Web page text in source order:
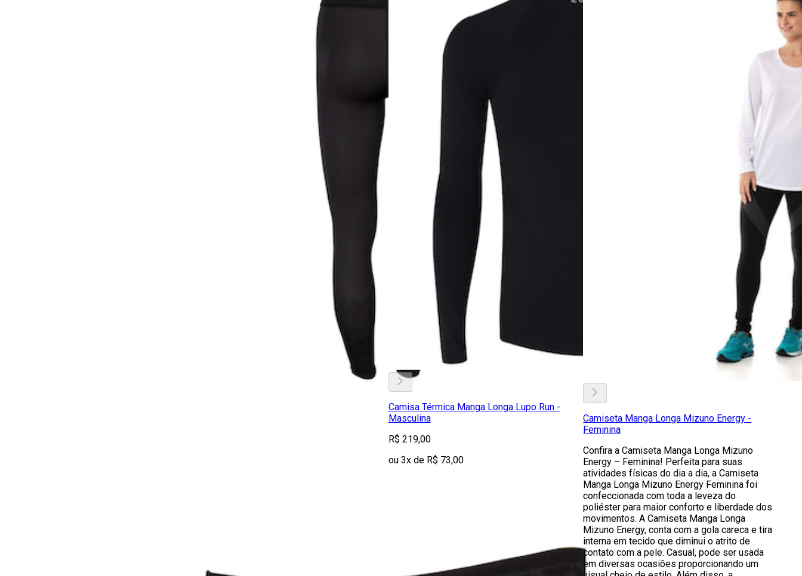
Camisa Térmica Manga Longa Lupo Run -
Masculina
R$ 219,00
ou 3x de R$ 73,00
Camiseta Manga Longa Mizuno Energy -
Feminina
Confira a Camiseta Manga Longa Mizuno
Energy – Feminina! Perfeita para suas
atividades físicas do dia a dia, a Camiseta
Manga Longa Mizuno Energy Feminina foi
confeccionada com toda a leveza do
poliéster para maior conforto e liberdade dos
movimentos. A Camiseta Manga Longa
Mizuno Energy, conta com a gola careca e tira
interna em tecido que diminui o atrito de
contato com a pele. Casual, pode ser usada
em diversas ocasiões proporcionando um